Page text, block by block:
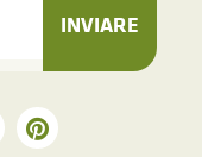
INVIARE